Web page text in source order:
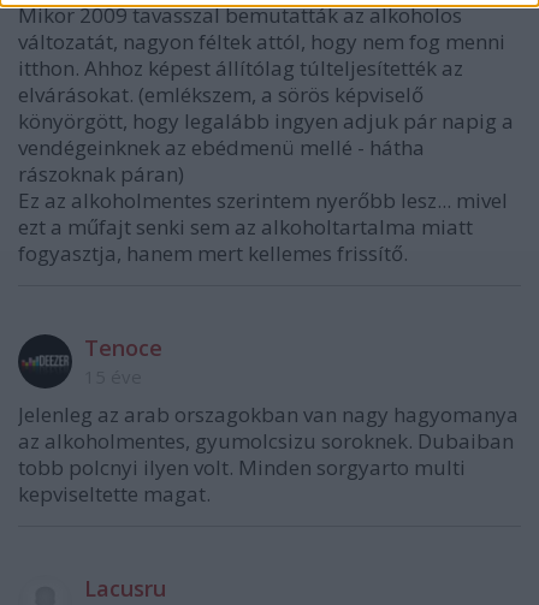
Mikor 2009 tavasszal bemutatták az alkoholos
változatát, nagyon féltek attól, hogy nem fog menni
itthon. Ahhoz képest állítólag túlteljesítették az
elvárásokat. (emlékszem, a sörös képviselő
könyörgött, hogy legalább ingyen adjuk pár napig a
vendégeinknek az ebédmenü mellé - hátha
rászoknak páran)
Ez az alkoholmentes szerintem nyerőbb lesz... mivel
ezt a műfajt senki sem az alkoholtartalma miatt
fogyasztja, hanem mert kellemes frissítő.
Tenoce
Jelenleg az arab orszagokban van nagy hagyomanya
az alkoholmentes, gyumolcsizu soroknek. Dubaiban
tobb polcnyi ilyen volt. Minden sorgyarto multi
kepviseltette magat.
Lacusru